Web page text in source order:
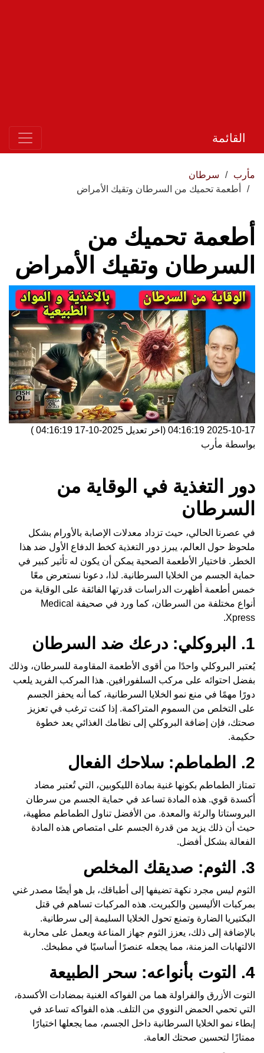
القائمة
مأرب
سرطان
أطعمة تحميك من السرطان وتقيك الأمراض
أطعمة تحميك من
السرطان وتقيك الأمراض
2025-10-17 04:16:19 (اخر تعديل 2025-10-17 04:16:19
)
بواسطة مأرب
دور التغذية في الوقاية من
السرطان
في عصرنا الحالي، حيث تزداد معدلات الإصابة بالأورام بشكل
ملحوظ حول العالم، يبرز دور التغذية كخط الدفاع الأول ضد هذا
الخطر. فاختيار الأطعمة الصحية يمكن أن يكون له تأثير كبير في
حماية الجسم من الخلايا السرطانية. لذا، دعونا نستعرض معًا
خمس أطعمة أظهرت الدراسات قدرتها الفائقة على الوقاية من
أنواع مختلفة من السرطان، كما ورد في صحيفة Medical
Xpress.
1. البروكلي: درعك ضد السرطان
يُعتبر البروكلي واحدًا من أقوى الأطعمة المقاومة للسرطان، وذلك
بفضل احتوائه على مركب السلفورافين. هذا المركب الفريد يلعب
دورًا مهمًا في منع نمو الخلايا السرطانية، كما أنه يحفز الجسم
على التخلص من السموم المتراكمة. إذا كنت ترغب في تعزيز
صحتك، فإن إضافة البروكلي إلى نظامك الغذائي يعد خطوة
حكيمة.
2. الطماطم: سلاحك الفعال
تمتاز الطماطم بكونها غنية بمادة الليكوبين، التي تُعتبر مضاد
أكسدة قوي. هذه المادة تساعد في حماية الجسم من سرطان
البروستاتا والرئة والمعدة. من الأفضل تناول الطماطم مطهية،
حيث أن ذلك يزيد من قدرة الجسم على امتصاص هذه المادة
الفعالة بشكل أفضل.
3. الثوم: صديقك المخلص
الثوم ليس مجرد نكهة تضيفها إلى أطباقك، بل هو أيضًا مصدر غني
بمركبات الأليسين والكبريت. هذه المركبات تساهم في قتل
البكتيريا الضارة وتمنع تحول الخلايا السليمة إلى سرطانية.
بالإضافة إلى ذلك، يعزز الثوم جهاز المناعة ويعمل على محاربة
الالتهابات المزمنة، مما يجعله عنصرًا أساسيًا في مطبخك.
4. التوت بأنواعه: سحر الطبيعة
التوت الأزرق والفراولة هما من الفواكه الغنية بمضادات الأكسدة،
التي تحمي الحمض النووي من التلف. هذه الفواكه تساعد في
إبطاء نمو الخلايا السرطانية داخل الجسم، مما يجعلها اختيارًا
ممتازًا لتحسين صحتك العامة.